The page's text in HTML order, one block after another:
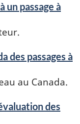
un passage à
des passages à
au Canada.
des